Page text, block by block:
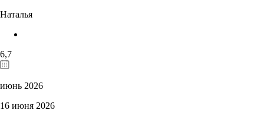
Наталья
6,7
июнь 2026
16 июня 2026